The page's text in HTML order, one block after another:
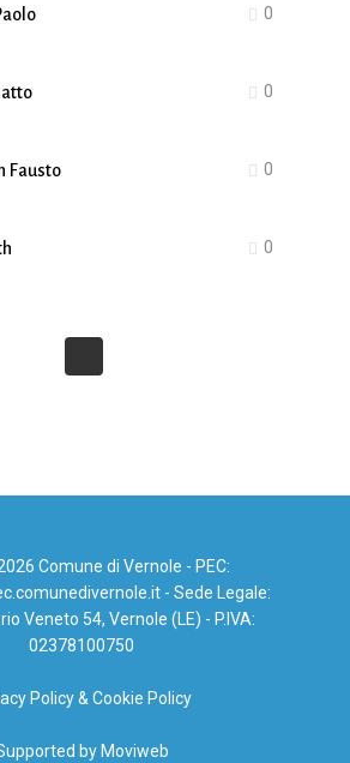
0
0
Fausto 0
0
Comune di Vernole - PEC:
- Sede Legale:
Veneto 54, Vernole (LE) - P.IVA:
02378100750
Policy & Cookie Policy
by Moviweb